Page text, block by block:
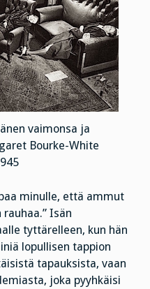
vaimonsa ja
Bourke-White
minulle, että ammut
Isän
tyttärelleen, kun hän
lopullisen tappion
tapauksista, vaan
joka pyyhkäisi